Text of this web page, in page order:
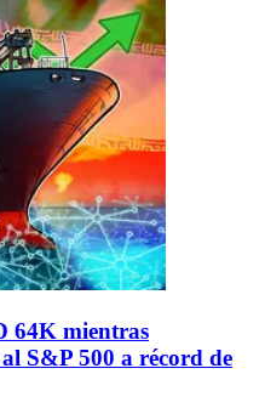
64K mientras
S&P 500 a récord de